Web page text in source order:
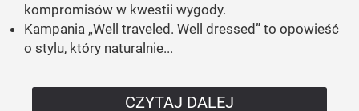
kompromisów w kwestii wygody.
Kampania „Well traveled. Well dressed” to opowieść
o stylu, który naturalnie...
CZYTAJ DALEJ